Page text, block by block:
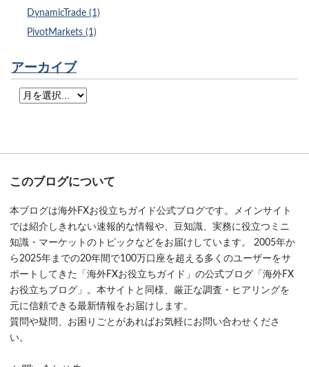
DynamicTrade (1)
PivotMarkets (1)
アーカイブ
このブログについて
本ブログは海外FXお役立ちガイド公式ブログです。メインサイト
では紹介しきれない速報的な情報や、豆知識、実務に役立つミニ
知識・マーケットのトピックなどをお届けしています。 2005年か
ら2025年までの20年間で100万口座を超える多くのユーザーをサ
ポートしてきた「海外FXお役立ちガイド」の公式ブログ「海外FX
お役立ちブログ」。本サイトと同様、厳正な調査・ヒアリングを
元に信頼できる最新情報をお届けします。
質問や疑問、お困りごとがあればお気軽にお問い合わせくださ
い。